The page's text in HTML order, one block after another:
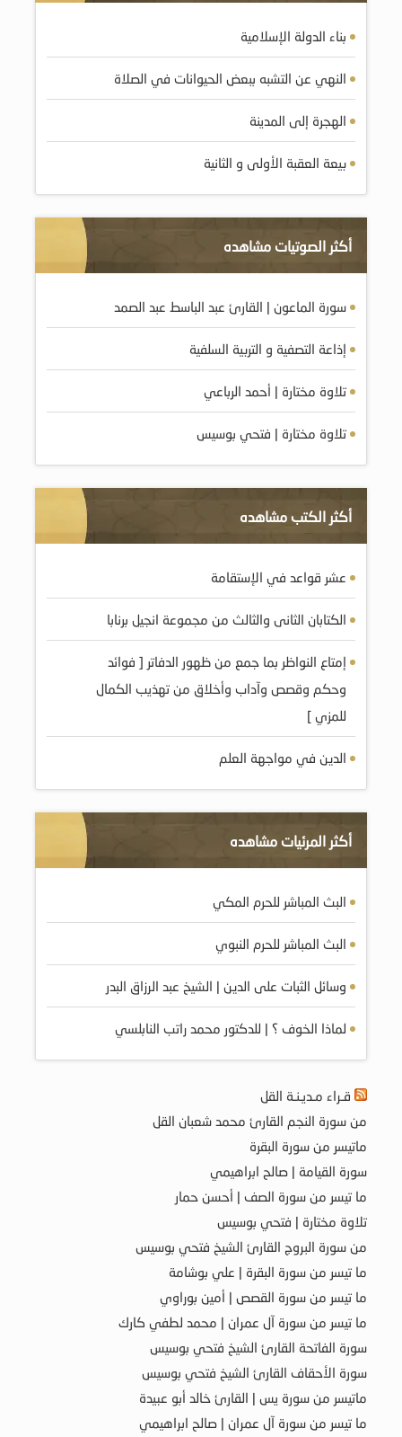
بناء الدولة الإسلامية
النهي عن التشبه ببعض الحيوانات في الصلاة
الهجرة إلى المدينة
بيعة العقبة الأولى و الثانية
أكثر الصوتيات مشاهده
سورة الماعون | القارئ عبد الباسط عبد الصمد
إذاعة التصفية و التربية السلفية
تلاوة مختارة | أحمد الرباعي
تلاوة مختارة | فتحي بوسيس
أكثر الكتب مشاهده
عشر قواعد في الإستقامة
الكتابان الثانى والثالث من مجموعة انجيل برنابا
إمتاع النواظر بما جمع من ظهور الدفاتر [ فوائد
وحكم وقصص وآداب وأخلاق من تهذيب الكمال
للمزي ]
الدين في مواجهة العلم
أكثر المرئيات مشاهده
البث المباشر للحرم المكي
البث المباشر للحرم النبوي
وسائل الثبات على الدين | الشيخ عبد الرزاق البدر
لماذا الخوف ؟ | للدكتور محمد راتب النابلسي
قـراء مـديـنـة القل
من سورة النجم القارئ محمد شعبان القل
ماتيسر من سورة البقرة
سورة القيامة | صالح ابراهيمي
ما تيسر من سورة الصف | أحسن حمار
تلاوة مختارة | فتحي بوسيس
من سورة البروج القارئ الشيخ فتحي بوسيس
ما تيسر من سورة البقرة | علي بوشامة
ما تيسر من سورة القصص | أمين بوراوي
ما تيسر من سورة آل عمران | محمد لطفي كارك
سورة الفاتحة القارئ الشيخ فتحي بوسيس
سورة الأحقاف القارئ الشيخ فتحي بوسيس
ماتيسر من سورة يس | القارئ خالد أبو عبيدة
ما تيسر من سورة آل عمران | صالح ابراهيمي